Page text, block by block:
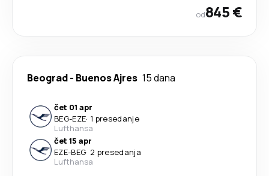
od845 €
Beograd- Buenos Ajres 15 dana
čet 01 apr
BEG-EZE· 1 presedanje
Lufthansa
čet 15 apr
EZE-BEG· 2 presedanja
Lufthansa